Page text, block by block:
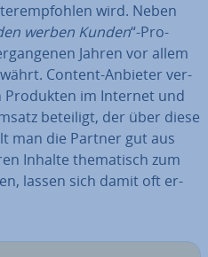
wird. Neben
werben Kunden“-Pro­
Jahren vor allem
Content-Anbieter ver­
Produkten im Internet und
beteiligt, der über diese
man die Partner gut aus
Inhalte the­ma­tisch zum
lassen sich damit oft er­